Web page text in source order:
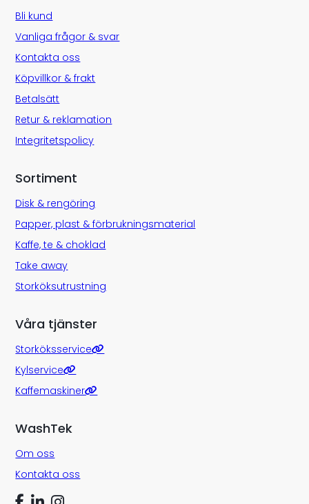
Bli kund
Vanliga frågor & svar
Kontakta oss
Köpvillkor & frakt
Betalsätt
Retur & reklamation
Integritetspolicy
Sortiment
Disk & rengöring
Papper, plast & förbrukningsmaterial
Kaffe, te & choklad
Take away
Storköksutrustning
Våra tjänster
Storköksservice
Kylservice
Kaffemaskiner
WashTek
Om oss
Kontakta oss